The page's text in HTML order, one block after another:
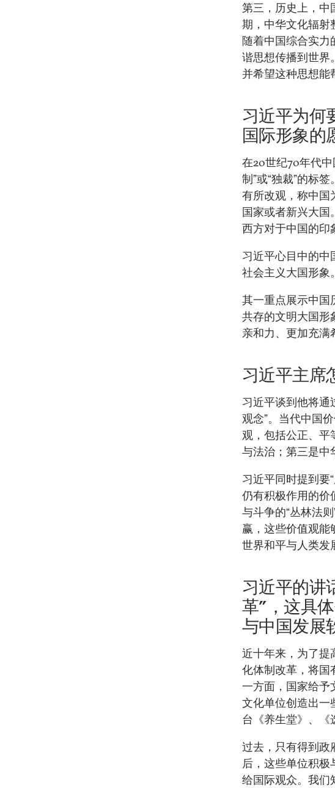
第三，历史上，中
期，中华文化辐射
随着中国综合实力
谐思想传播到世界
并希望这种思想能
习近平为何
国际形象的
在20世纪70年代
制”或“独裁”的标
有所改观，称中国
国家或者新兴大国
西方对于中国的印
习近平心目中的中
社会主义大国形象。
其一重点展示中国
共存的文明大国形
亲和力、更加充满
习近平主席
习近平谈到他将通
观念”。当代中国
观，包括公正、平
与法治；第三是中
习近平同时提到要
仍有积极作用的价
与斗争的“丛林法
赢，这些价值观能
世界和平与人类发
习近平的讲
革”，这具
与中国发展
近十年来，为了提
化体制改革，将国
一方面，国家给予
文化单位创造出一
台《养生堂》、《
过去，只有得到政
后，这些单位积
给国际观众。我们